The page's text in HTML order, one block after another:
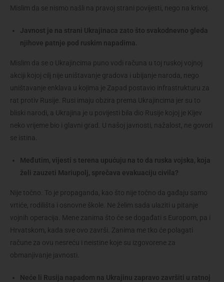
Mislim da se nismo našli na pravoj strani povijesti, nego na krivoj.
Javnost je na strani Ukrajinaca zato što svakodnevno gleda
njihove patnje pod ruskim napadima.
Mislim da se o Ukrajincima puno vodi računa u toj ruskoj vojnoj
akciji kojoj cilj nije uništavanje gradova i ubijanje naroda, nego
uništavanje enklava u kojima je Zapad postavio infrastrukturu za
rat protiv Rusije. Rusi imaju obzira prema Ukrajincima jer su to
bliski narodi, a Ukrajina je u povijesti bila dio Rusije kojoj je Kijev
neko vrijeme bio i glavni grad. U našoj javnosti, nažalost, ne govori
se istina.
Međutim, vijesti s terena upućuju na to da ruska vojska, koja
želi zauzeti Mariupolj, sprečava evakuaciju civila?
Nije točno. To je propaganda, kao što nije točno da gađaju samo
vrtiće, rodilišta i osnovne škole. Ne želim sada ulaziti u pitanje
vojnih operacija. Mene zanima što će se događati s Europom, pa i
Hrvatskom, kada sve ovo završi. Zanima me tko će polagati
račune za ovu nesreću i neistine koje su izgovorene za
obmanjivanje javnosti.
Neće li Rusija napadom na Ukrajinu zapravo završiti u ratnoj